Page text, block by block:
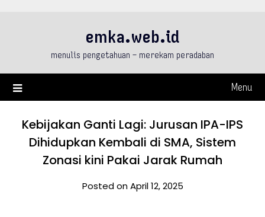
emka.web.id
menulis pengetahuan – merekam peradaban
Menu
Kebijakan Ganti Lagi: Jurusan IPA-IPS
Dihidupkan Kembali di SMA, Sistem
Zonasi kini Pakai Jarak Rumah
Posted on April 12, 2025